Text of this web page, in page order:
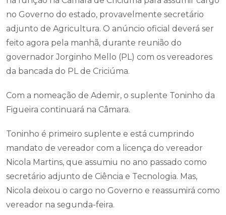
no Governo do estado, provavelmente secretário
adjunto de Agricultura. O anúncio oficial deverá ser
feito agora pela manhã, durante reunião do
governador Jorginho Mello (PL) com os vereadores
da bancada do PL de Criciúma.
Com a nomeação de Ademir, o suplente Toninho da
Figueira continuará na Câmara.
Toninho é primeiro suplente e está cumprindo
mandato de vereador com a licença do vereador
Nicola Martins, que assumiu no ano passado como
secretário adjunto de Ciência e Tecnologia. Mas,
Nicola deixou o cargo no Governo e reassumirá como
vereador na segunda-feira.